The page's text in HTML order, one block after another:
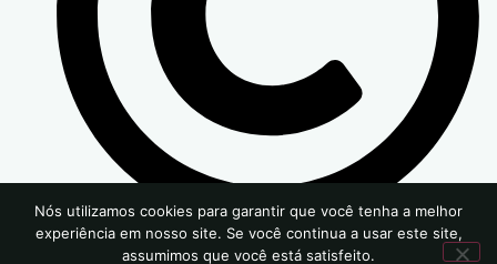
2024 | Todos os Direitos Reservados
Nós utilizamos cookies para garantir que você tenha a melhor
experiência em nosso site. Se você continua a usar este site,
assumimos que você está satisfeito.